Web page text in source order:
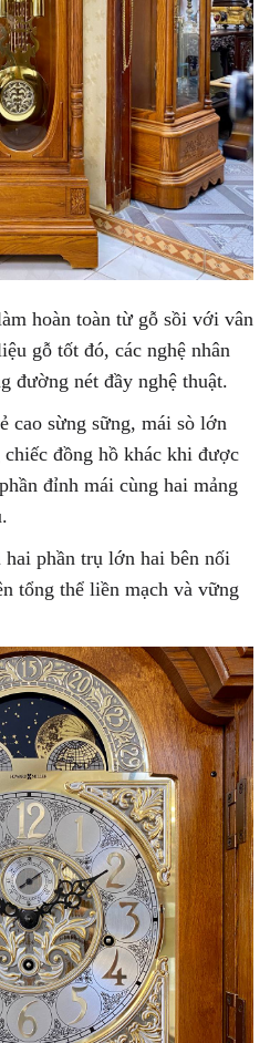
hoàn toàn từ gỗ sồi với vân
gỗ tốt đó, các nghệ nhân
đường nét đầy nghệ thuật.
cao sừng sững, mái sò lớn
đồng hồ khác khi được
đỉnh mái cùng hai mảng
phần trụ lớn hai bên nối
tổng thể liền mạch và vững